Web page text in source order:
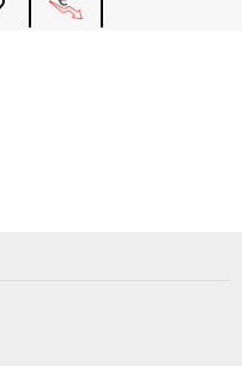
und Top-Bewertungen.